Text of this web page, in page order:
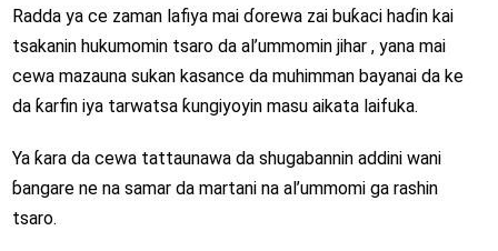
Radda ya ce zaman lafiya mai ɗorewa zai buƙaci haɗin kai
tsakanin hukumomin tsaro da al’ummomin jihar , yana mai
cewa mazauna sukan kasance da muhimman bayanai da ke
da ƙarfin iya tarwatsa ƙungiyoyin masu aikata laifuka.
Ya ƙara da cewa tattaunawa da shugabannin addini wani
ɓangare ne na samar da martani na al’ummomi ga rashin
tsaro.